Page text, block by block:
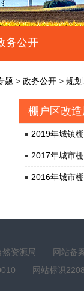
务公开
题 > 政务公开 > 规
棚户区改
2019年城镇
2017年城市
2016年城市
然资源局
网站备
网站标识